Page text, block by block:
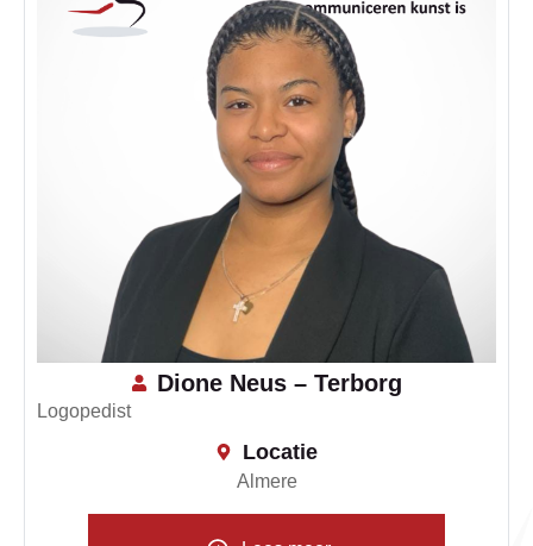
Dione Neus – Terborg
Logopedist
Locatie
Almere